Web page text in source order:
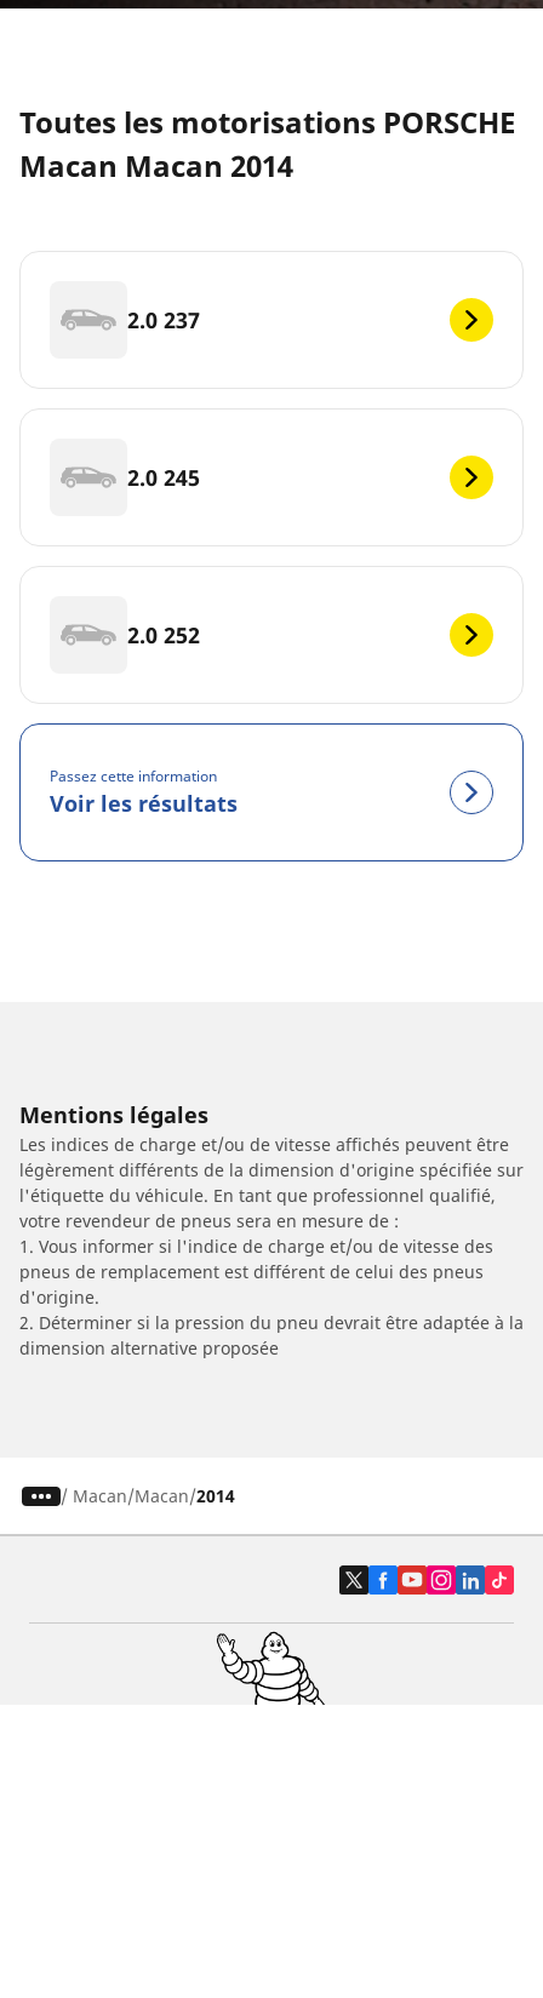
Toutes les motorisations PORSCHE
Macan Macan 2014
2.0 237
2.0 245
2.0 252
Passez cette information
Voir les résultats
Mentions légales
Les indices de charge et/ou de vitesse affichés peuvent être
légèrement différents de la dimension d'origine spécifiée sur
l'étiquette du véhicule. En tant que professionnel qualifié,
votre revendeur de pneus sera en mesure de :
1. Vous informer si l'indice de charge et/ou de vitesse des
pneus de remplacement est différent de celui des pneus
d'origine.
2. Déterminer si la pression du pneu devrait être adaptée à la
dimension alternative proposée
/ Macan Macan 2014